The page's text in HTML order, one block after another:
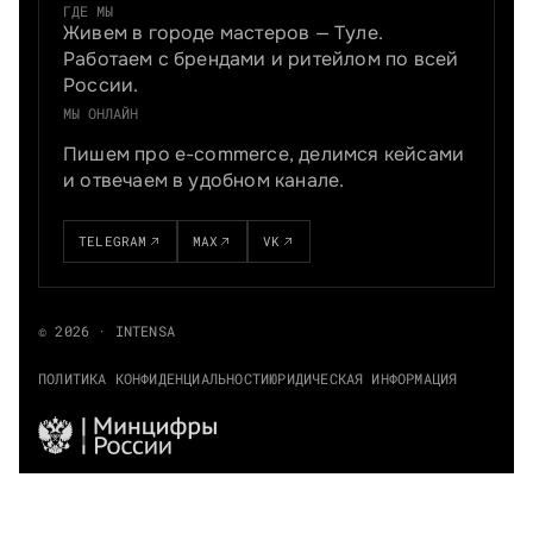
ГДЕ МЫ
Живем в городе мастеров — Туле.
Работаем с брендами и ритейлом по всей
России.
МЫ ОНЛАЙН
Пишем про e-commerce, делимся кейсами
и отвечаем в удобном канале.
TELEGRAM MAX VK
© 2026 · INTENSA
ПОЛИТИКА КОНФИДЕНЦИАЛЬНОСТИЮРИДИЧЕСКАЯ ИНФОРМАЦИЯ